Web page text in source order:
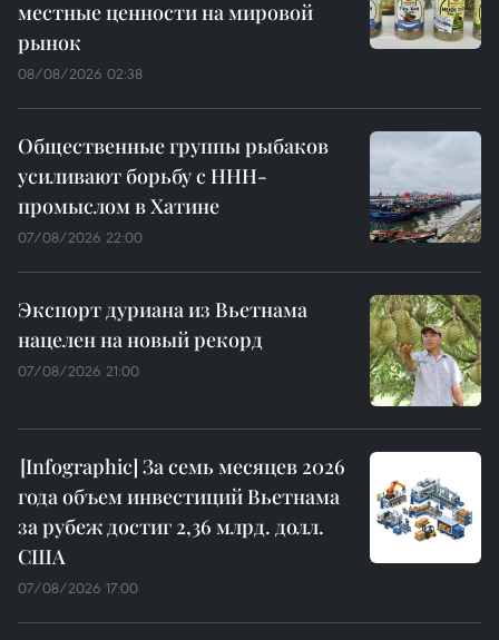
местные ценности на мировой
рынок
08/08/2026 02:38
Общественные группы рыбаков
усиливают борьбу с ННН-
промыслом в Хатине
07/08/2026 22:00
Экспорт дуриана из Вьетнама
нацелен на новый рекорд
07/08/2026 21:00
За семь месяцев 2026
года объем инвестиций Вьетнама
за рубеж достиг 2,36 млрд. долл.
США
07/08/2026 17:00